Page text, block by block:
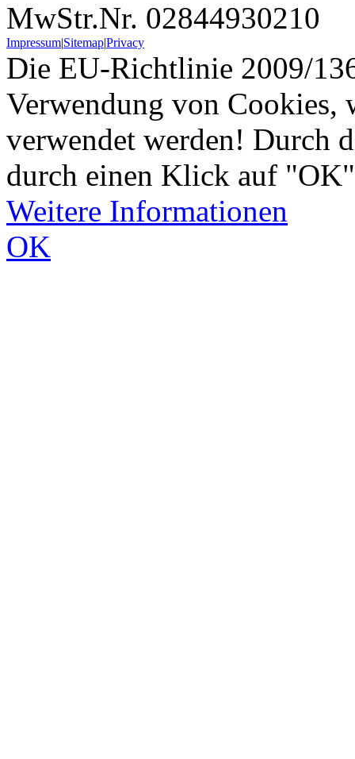
MwStr.Nr. 02844930210
Impressum|Sitemap|Privacy
Die EU-Richtlinie 2009/
Verwendung von Cookies,
verwendet werden! Durch
durch einen Klick auf
Weitere Informationen
OK